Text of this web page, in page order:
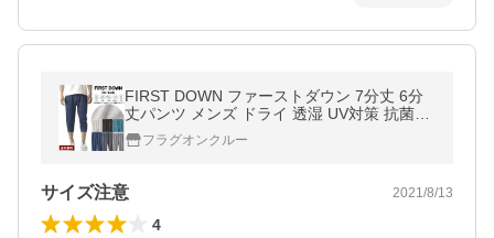
FIRST DOWN ファーストダウン 7分丈 6分
丈パンツ メンズ ドライ 透湿 UV対策 抗菌防
臭 軽量 ドライメッシュ イージーパンツ ジョ
ガー B3A セール【パケ1】 爆買
フラグオンクルー
サイズ注意 2021/8/13
4